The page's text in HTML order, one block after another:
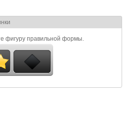
фигуру правильной формы.